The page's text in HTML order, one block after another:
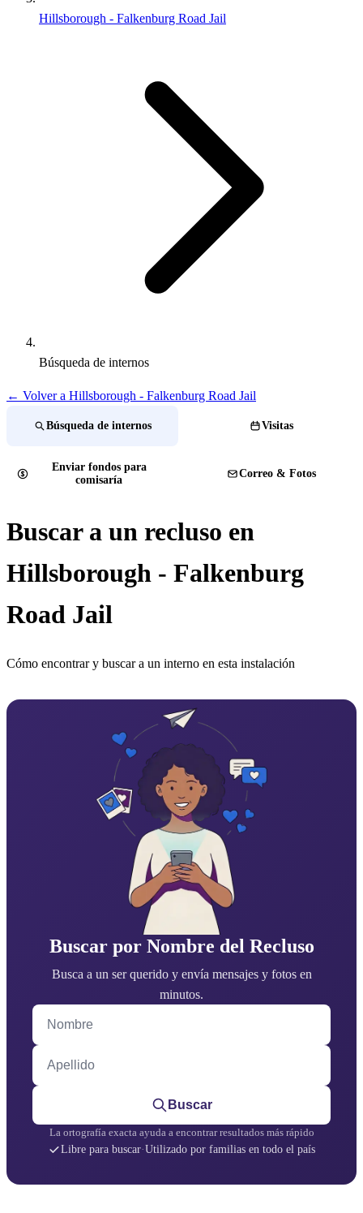
Hillsborough - Falkenburg Road Jail
Búsqueda de internos
← Volver a Hillsborough - Falkenburg Road Jail
Búsqueda de internos Visitas
Enviar fondos para
comisaría
Correo & Fotos
Buscar a un recluso en
Hillsborough - Falkenburg
Road Jail
Cómo encontrar y buscar a un interno en esta instalación
Buscar por Nombre del Recluso
Busca a un ser querido y envía mensajes y fotos en
minutos.
Nombre
Apellido
Buscar
La ortografía exacta ayuda a encontrar resultados más rápido
Libre para buscar·Utilizado por familias en todo el país